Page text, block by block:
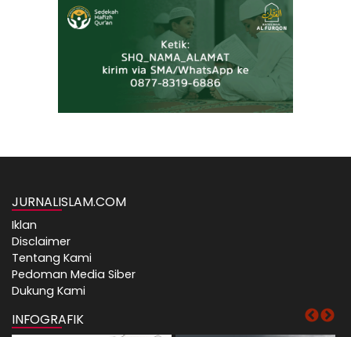
JURNALISLAM.COM
Iklan
Disclaimer
Tentang Kami
Pedoman Media Siber
Dukung Kami
INFOGRAFIK